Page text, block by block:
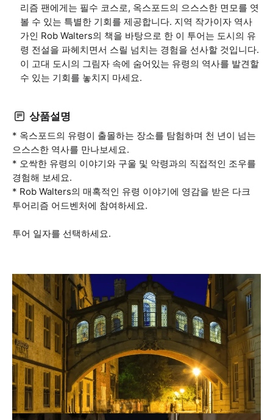
리즘 팬에게는 필수 코스로, 옥스포드의 으스스한 면모를 엿
볼 수 있는 특별한 기회를 제공합니다. 지역 작가이자 역사
가인 Rob Walters의 책을 바탕으로 한 이 투어는 도시의 유
령 전설을 파헤치면서 스릴 넘치는 경험을 선사할 것입니다.
이 고대 도시의 그림자 속에 숨어있는 유령의 역사를 발견할
수 있는 기회를 놓치지 마세요.
상품설명
* 옥스포드의 유령이 출몰하는 장소를 탐험하며 천 년이 넘는
으스스한 역사를 만나보세요.
* 오싹한 유령의 이야기와 구울 및 악령과의 직접적인 조우를
경험해 보세요.
* Rob Walters의 매혹적인 유령 이야기에 영감을 받은 다크
투어리즘 어드벤처에 참여하세요.
투어 일자를 선택하세요.